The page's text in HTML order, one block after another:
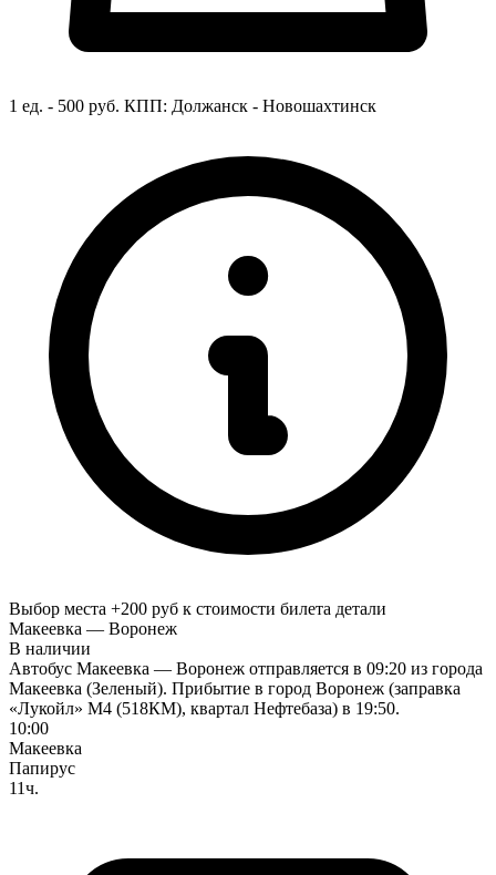
1 ед. - 500 руб. КПП: Должанск - Новошахтинск
Выбор места +200 руб к стоимости билета детали
Макеевка — Воронеж
В наличии
Автобус Макеевка — Воронеж отправляется в 09:20 из города
Макеевка (Зеленый). Прибытие в город Воронеж (заправка
«Лукойл» М4 (518КМ), квартал Нефтебаза) в 19:50.
10:00
Макеевка
Папирус
11ч.